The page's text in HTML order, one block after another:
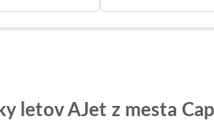
letov AJet z mesta